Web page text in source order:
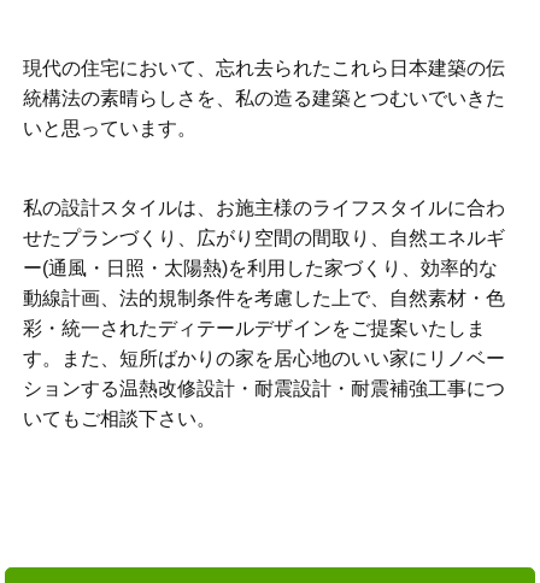
現代の住宅において、忘れ去られたこれら日本建築の伝
統構法の素晴らしさを、私の造る建築とつむいでいきた
いと思っています。
私の設計スタイルは、お施主様のライフスタイルに合わ
せたプランづくり、広がり空間の間取り、自然エネルギ
ー(通風・日照・太陽熱)を利用した家づくり、効率的な
動線計画、法的規制条件を考慮した上で、自然素材・色
彩・統一されたディテールデザインをご提案いたしま
す。また、短所ばかりの家を居心地のいい家にリノベー
ションする温熱改修設計・耐震設計・耐震補強工事につ
いてもご相談下さい。